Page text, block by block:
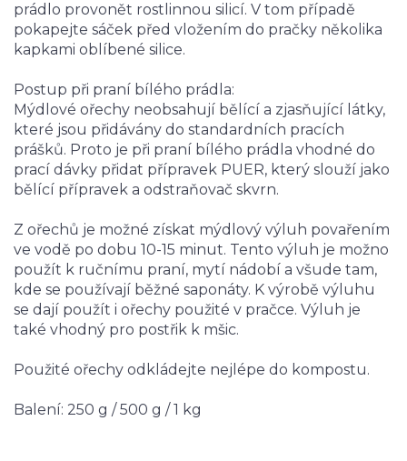
prádlo provonět rostlinnou silicí. V tom případě
pokapejte sáček před vložením do pračky několika
kapkami oblíbené silice.
Postup při praní bílého prádla:
Mýdlové ořechy neobsahují bělící a zjasňující látky,
které jsou přidávány do standardních pracích
prášků. Proto je při praní bílého prádla vhodné do
prací dávky přidat přípravek PUER, který slouží jako
bělící přípravek a odstraňovač skvrn.
Z ořechů je možné získat mýdlový výluh povařením
ve vodě po dobu 10-15 minut. Tento výluh je možno
použít k ručnímu praní, mytí nádobí a všude tam,
kde se používají běžné saponáty. K výrobě výluhu
se dají použít i ořechy použité v pračce. Výluh je
také vhodný pro postřik k mšic.
Použité ořechy odkládejte nejlépe do kompostu.
Balení: 250 g / 500 g / 1 kg